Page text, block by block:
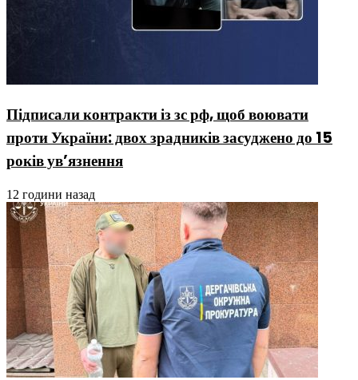
Підписали контракти із зс рф, щоб воювати
проти України: двох зрадників засуджено до 15
років ув’язнення
12 години назад